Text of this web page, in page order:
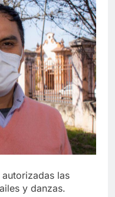
las
y danzas.